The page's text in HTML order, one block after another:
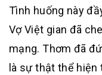
Tình huống này
Vợ Việt gian đã
mạng. Thơm đã
là sự thật thể hiện